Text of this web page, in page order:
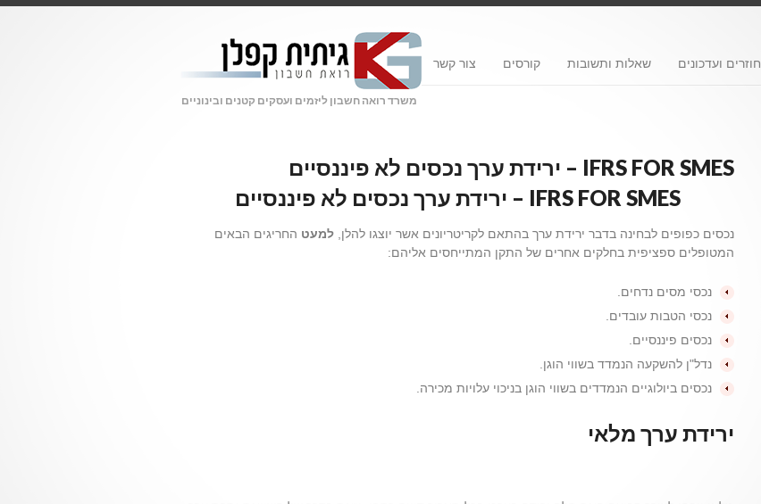
משרד רואה חשבון ליזמים ועסקים קטנים ובינוניים
חוזרים ועדכונים שאלות ותשובות קורסים צור קשר
IFRS FOR SMES – ירידת ערך נכסים לא פיננסיים
IFRS FOR SMES – ירידת ערך נכסים לא פיננסיים
נכסים כפופים לבחינה בדבר ירידת ערך בהתאם לקריטריונים אשר יוצגו להלן, למעט החריגים הבאים
המטופלים ספציפית בחלקים אחרים של התקן המתייחסים אליהם:
נכסי מסים נדחים.
נכסי הטבות עובדים.
נכסים פיננסיים.
נדל"ן להשקעה הנמדד בשווי הוגן.
נכסים ביולוגיים הנמדדים בשווי הוגן בניכוי עלויות מכירה.
ירידת ערך מלאי